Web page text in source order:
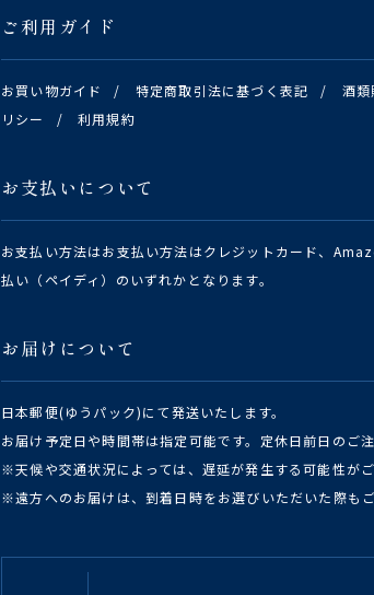
ご利用ガイド
お買い物ガイド / 特定商取引法に基づく表記 / 酒
リシー
/ 利用規約
お支払いについて
お支払い方法はお支払い方法はクレジットカード、
払い（ペイディ）のいずれかとなります。
お届けについて
日本郵便(ゆうパック)にて発送いたします。
お届け予定日や時間帯は指定可能です。定休日前日のご
※天候や交通状況によっては、遅延が発生する可能性がご
※遠方へのお届けは、到着日時をお選びいただいた際も